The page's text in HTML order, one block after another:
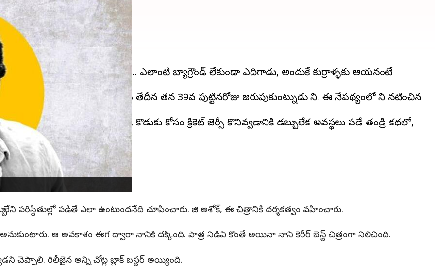
సినిమాలు
ఫ్యామిలీ ఆడియన్స్ ఎక్కువ. నాని.. ఎలాంటి బ్యాగ్రౌండ్ లేకుండా ఎదిగాడు, అందుకే కుర్రాళ్ళకు ఆయనంటే
ఈరోజు. 2023 ఫిబ్రవరి 24వ తేదీన తన 39వ పుట్టినరోజు జరుపుకుంటున్నాడు నాని. ఈ నేపథ్యంలో నాని నటించిన
ఆ తర్వాత వేరే పని చేయలేక, కొడుకు కోసం క్రికెట్ జెర్సీ కొనివ్వడానికి డబ్బులేక అవస్థలు పడే తండ్రి కథలో,
పరిస్థితుల్లో పడితే ఎలా ఉంటుందనేది చూపించారు. జి అశోక్, ఈ చిత్రానికి దర్శకత్వం వహించారు.
ఆ అవకాశం ఈగ ద్వారా నానికి దక్కింది. పాత్ర నిడివి కొంతే అయినా నాని కెరీర్ బెస్ట్ చిత్రంగా నిలిచింది.
రిలీజైన అన్ని చోట్ల బ్లాక్ బస్టర్ అయ్యింది.